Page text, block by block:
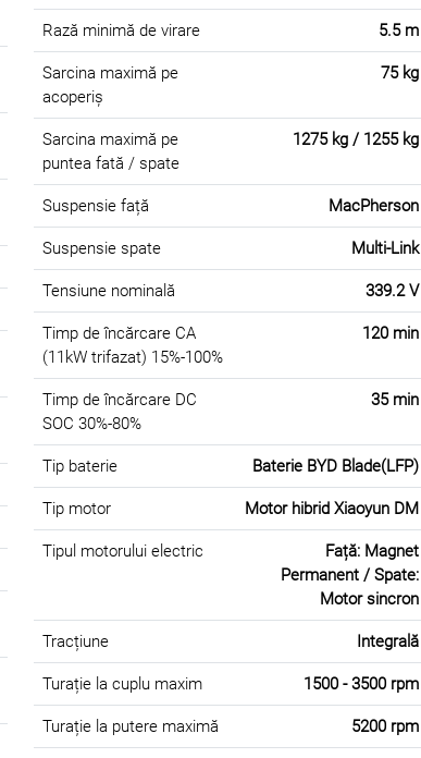
Rază minimă de virare 5.5 m
Sarcina maximă pe
acoperiș
75 kg
Sarcina maximă pe
puntea fată / spate
1275 kg / 1255 kg
Suspensie față MacPherson
Suspensie spate Multi-Link
Tensiune nominală 339.2 V
Timp de încărcare CA
(11kW trifazat) 15%-100%
120 min
Timp de încărcare DC
SOC 30%-80%
35 min
Tip baterie Baterie BYD Blade(LFP)
Tip motor Motor hibrid Xiaoyun DM
Tipul motorului electric
Față: Magnet
Permanent / Spate:
Motor sincron
Tracțiune Integrală
Turație la cuplu maxim 1500 - 3500 rpm
Turație la putere maximă 5200 rpm